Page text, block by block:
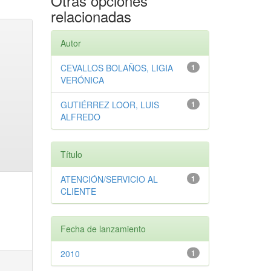
relacionadas
Autor
1
CEVALLOS BOLAÑOS, LIGIA
VERÓNICA
1
GUTIÉRREZ LOOR, LUIS
ALFREDO
Título
1
ATENCIÓN/SERVICIO AL
CLIENTE
Fecha de lanzamiento
1
2010